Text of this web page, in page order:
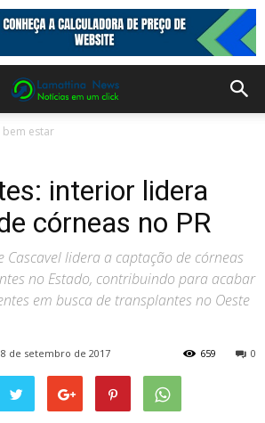
bem estar
interior lidera
córneas no PR
Cascavel lidera a captação de córneas
no Estado, contribuindo para acabar
em busca de transplantes no Oeste
8 de setembro de 2017 0
659